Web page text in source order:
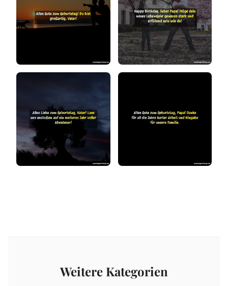
Weitere Kategorien